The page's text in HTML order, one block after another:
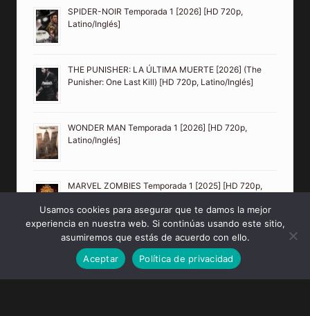
SPIDER-NOIR Temporada 1 [2026] [HD 720p,
Latino/Inglés]
THE PUNISHER: LA ÚLTIMA MUERTE [2026] (The
Punisher: One Last Kill) [HD 720p, Latino/Inglés]
WONDER MAN Temporada 1 [2026] [HD 720p,
Latino/Inglés]
MARVEL ZOMBIES Temporada 1 [2025] [HD 720p,
LOS 4 FANTÁSTICOS: PRIMEROS PASOS [2025] (The
Fantastic Four: First Steps) [HD 720p, Latino/Inglés]
Usamos cookies para asegurar que te damos la mejor
experiencia en nuestra web. Si continúas usando este sitio,
asumiremos que estás de acuerdo con ello.
Aceptar
Política de privacidad